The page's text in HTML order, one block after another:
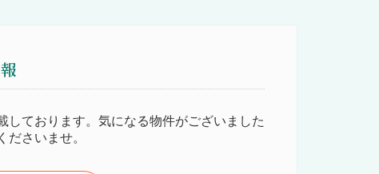
しております。気になる物件がございました
ださいませ。